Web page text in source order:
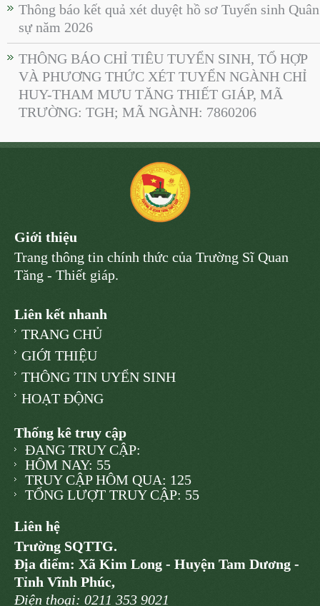
Thông báo kết quả xét duyệt hồ sơ Tuyển sinh Quân
sự năm 2026
THÔNG BÁO CHỈ TIÊU TUYỂN SINH, TỔ HỢP
VÀ PHƯƠNG THỨC XÉT TUYỂN NGÀNH CHỈ
HUY-THAM MƯU TĂNG THIẾT GIÁP, MÃ
TRƯỜNG: TGH; MÃ NGÀNH: 7860206
Giới thiệu
Trang thông tin chính thức của Trường Sĩ Quan
Tăng - Thiết giáp.
Liên kết nhanh
TRANG CHỦ
GIỚI THIỆU
THÔNG TIN UYỂN SINH
HOẠT ĐỘNG
Thống kê truy cập
ĐANG TRUY CẬP:
HÔM NAY: 55
TRUY CẬP HÔM QUA: 125
TỔNG LƯỢT TRUY CẬP: 55
Liên hệ
Trường SQTTG.
Địa điểm: Xã Kim Long - Huyện Tam Dương -
Tỉnh Vĩnh Phúc,
Điện thoại: 0211 353 9021